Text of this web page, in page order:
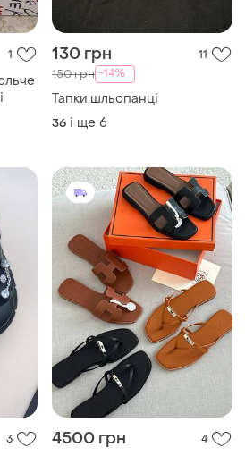
1 130 грн 11
150 грн -14%
Тапки,шльопанці
36 і ще 6
3 4500 грн 4